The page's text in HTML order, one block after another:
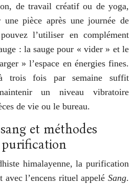
de travail créatif ou de yoga,
pièce après une journée de
l’utiliser en complément
: la sauge pour « vider » et le
» l’espace en énergies fines.
trois fois par semaine suffit
un niveau vibratoire
de vie ou le bureau.
et méthodes
purification
himalayenne, la purification
l’encens rituel appelé Sang.